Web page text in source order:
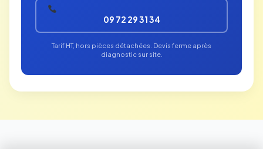
09 72 29 31 34
Tarif HT, hors pièces détachées. Devis ferme après
diagnostic sur site.